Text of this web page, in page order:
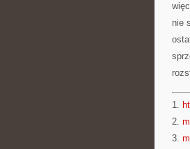
nie
1.
2.
3.